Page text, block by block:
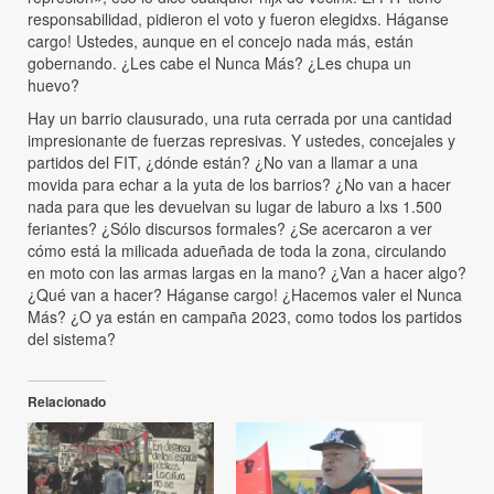
responsabilidad, pidieron el voto y fueron elegidxs. Háganse
cargo! Ustedes, aunque en el concejo nada más, están
gobernando. ¿Les cabe el Nunca Más? ¿Les chupa un
huevo?
Hay un barrio clausurado, una ruta cerrada por una cantidad
impresionante de fuerzas represivas. Y ustedes, concejales y
partidos del FIT, ¿dónde están? ¿No van a llamar a una
movida para echar a la yuta de los barrios? ¿No van a hacer
nada para que les devuelvan su lugar de laburo a lxs 1.500
feriantes? ¿Sólo discursos formales? ¿Se acercaron a ver
cómo está la milicada adueñada de toda la zona, circulando
en moto con las armas largas en la mano? ¿Van a hacer algo?
¿Qué van a hacer? Háganse cargo! ¿Hacemos valer el Nunca
Más? ¿O ya están en campaña 2023, como todos los partidos
del sistema?
Relacionado